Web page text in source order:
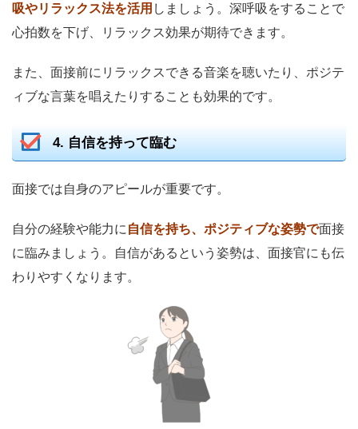
吸やリラックス法を活用 しましょう。深呼吸をすることで
心拍数を下げ、リラックス効果が期待できます。
また、面接前にリラックスできる音楽を聴いたり、ポジテ
ィブな言葉を唱えたりすることも効果的です。
4. 自信を持って臨む
面接では自身のアピールが重要です。
自分の経験や能力に 自信を持ち、ポジティブな姿勢で面接
に臨みましょう。自信があるという姿勢は、面接官にも伝
わりやすくなります。